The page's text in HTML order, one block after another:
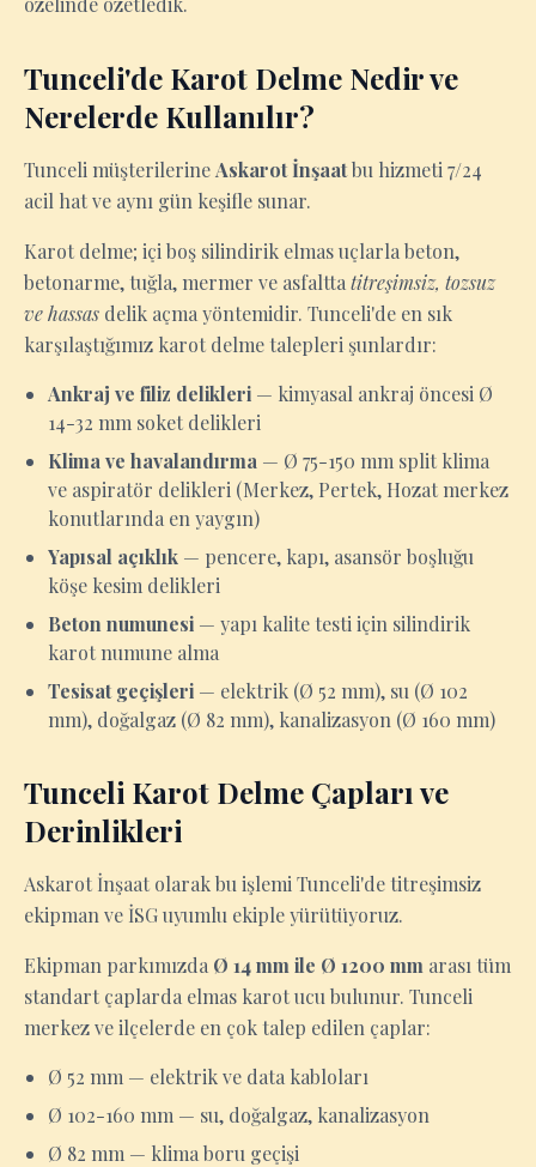
Tunceli'de Karot Delme Nedir ve
Nerelerde Kullanılır?
Tunceli müşterilerineAskarot İnşaatbu hizmeti 7/24
acil hat ve aynı gün keşifle sunar.
Karot delme; içi boş silindirik elmas uçlarla beton,
betonarme, tuğla, mermer ve asfaltta titreşimsiz, tozsuz
ve hassas delik açma yöntemidir. Tunceli'de en sık
karşılaştığımız karot delme talepleri şunlardır:
Ankraj ve filiz delikleri — kimyasal ankraj öncesi Ø
14-32 mm soket delikleri
Klima ve havalandırma — Ø 75-150 mm split klima
ve aspiratör delikleri (Merkez, Pertek, Hozat merkez
konutlarında en yaygın)
Yapısal açıklık — pencere, kapı, asansör boşluğu
köşe kesim delikleri
Beton numunesi — yapı kalite testi için silindirik
karot numune alma
Tesisat geçişleri — elektrik (Ø 52 mm), su (Ø 102
mm), doğalgaz (Ø 82 mm), kanalizasyon (Ø 160 mm)
Tunceli Karot Delme Çapları ve
Derinlikleri
Askarot İnşaat olarak bu işlemi Tunceli'de titreşimsiz
ekipman ve İSG uyumlu ekiple yürütüyoruz.
Ekipman parkımızda Ø 14 mm ile Ø 1200 mm arası tüm
standart çaplarda elmas karot ucu bulunur. Tunceli
merkez ve ilçelerde en çok talep edilen çaplar:
Ø 52 mm — elektrik ve data kabloları
Ø 102-160 mm — su, doğalgaz, kanalizasyon
Ø 82 mm — klima boru geçişi